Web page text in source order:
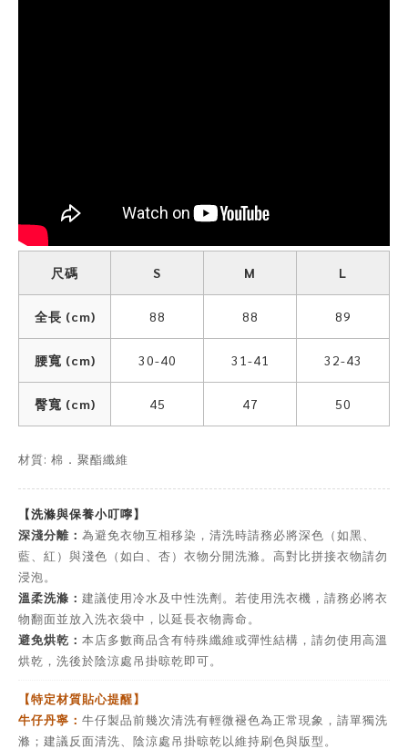
尺碼 S M L
全長 (cm) 88 88 89
腰寬 (cm) 30-40 31-41 32-43
臀寬 (cm) 45 47 50
材質: 棉 ． 聚酯纖維
【洗滌與保養小叮嚀】
深淺分離： 為避免衣物互相移染，清洗時請務必將深色（如黑、
藍、紅）與淺色（如白、杏）衣物分開洗滌。高對比拼接衣物請勿
浸泡。
溫柔洗滌： 建議使用冷水及中性洗劑。若使用洗衣機，請務必將衣
物翻面並放入洗衣袋中，以延長衣物壽命。
避免烘乾： 本店多數商品含有特殊纖維或彈性結構，請勿使用高溫
烘乾，洗後於陰涼處吊掛晾乾即可。
【特定材質貼心提醒】
牛仔丹寧： 牛仔製品前幾次清洗有輕微褪色為正常現象，請單獨洗
滌；建議反面清洗、陰涼處吊掛晾乾以維持刷色與版型。